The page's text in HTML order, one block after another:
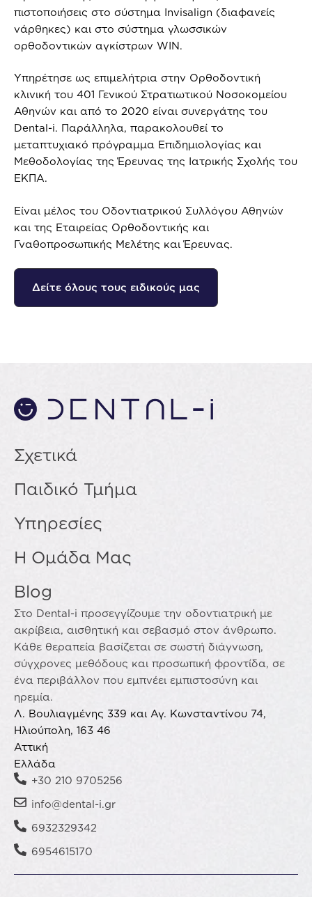
πιστοποιήσεις στο σύστημα Invisalign (διαφανείς
νάρθηκες) και στο σύστημα γλωσσικών
ορθοδοντικών αγκίστρων WIN.
Υπηρέτησε ως επιμελήτρια στην Ορθοδοντική
κλινική του 401 Γενικού Στρατιωτικού Νοσοκομείου
Αθηνών και από το 2020 είναι συνεργάτης του
Dental-i. Παράλληλα, παρακολουθεί το
μεταπτυχιακό πρόγραμμα Επιδημιολογίας και
Μεθοδολογίας της Έρευνας της Ιατρικής Σχολής του
ΕΚΠΑ.
Είναι μέλος του Οδοντιατρικού Συλλόγου Αθηνών
και της Εταιρείας Ορθοδοντικής και
Γναθοπροσωπικής Μελέτης και Έρευνας.
Δείτε όλους τους ειδικούς μας
Σχετικά
Παιδικό Τμήμα
Υπηρεσίες
Η Ομάδα Μας
Blog
Στο Dental-i προσεγγίζουμε την οδοντιατρική με
ακρίβεια, αισθητική και σεβασμό στον άνθρωπο.
Κάθε θεραπεία βασίζεται σε σωστή διάγνωση,
σύγχρονες μεθόδους και προσωπική φροντίδα, σε
ένα περιβάλλον που εμπνέει εμπιστοσύνη και
ηρεμία.
Λ. Βουλιαγμένης 339 και Αγ. Κωνσταντίνου 74,
Ηλιούπολη, 163 46
Αττική
Ελλάδα
+30 210 9705256
info@dental-i.gr
6932329342
6954615170